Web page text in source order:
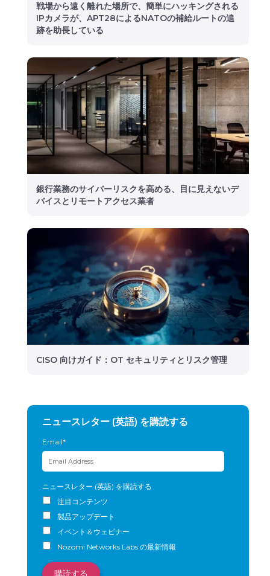
戦場から遠く離れた場所で、簡単にハッキングされる
IPカメラが、APT28によるNATOの補給ルートの追
跡を助長している
銀行業務のサイバーリスクを高める、目に見えないデ
バイスとリモートアクセス業者
CISO 向けガイド：OT セキュリティとリスク管理
ニュースレター (英語) を購読する
Email*
ニュースレター (英語) を購読する
注目コンテンツ
製品アップデート
イベント＆ウェビナー
Nozomi Networks Labs の最新情報